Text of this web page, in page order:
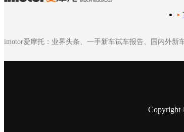
imotor爱摩托：业界头条、一手新车试车报告、国内外新
Copyright